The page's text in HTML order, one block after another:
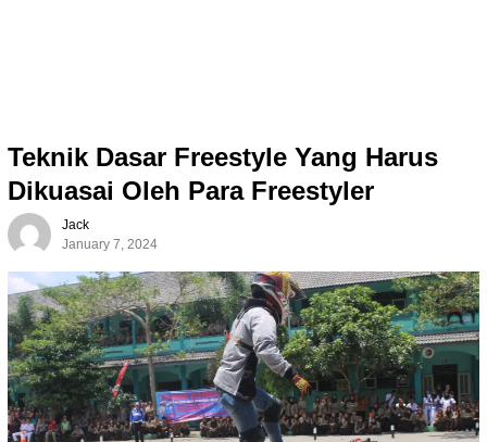
Teknik Dasar Freestyle Yang Harus
Dikuasai Oleh Para Freestyler
Jack
January 7, 2024